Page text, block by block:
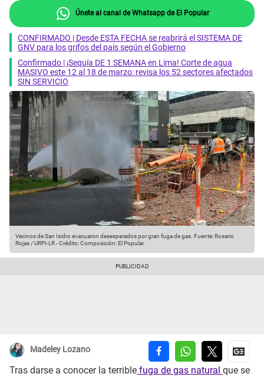
Únete al canal de Whatsapp de El Popular
CONFIRMADO | Desde ESTA FECHA se reabrirá el SISTEMA DE
GNV para los grifos del país según el Gobierno
Confirmado | ¡Sequía DE 1 SEMANA en Lima! Corte de agua
MASIVO este 12 al 18 de marzo: revisa los 52 sectores afectados
SIN SERVICIO
Vecinos de San Isidro evacuaron desesperados por gran fuga de gas. Fuente: Rosario
Rojas / URPI-LR-Crédito: Composición: El Popular.
Madeley Lozano
Tras darse a conocer la terrible fuga de gas natural que se